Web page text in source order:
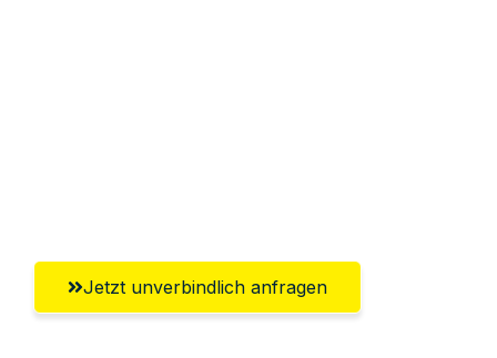
Jetzt unverbindlich anfragen